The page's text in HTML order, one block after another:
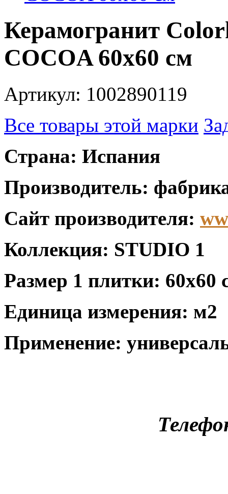
Керамогранит
COCOA 60x60 см
Артикул: 1002890119
Все товары этой марки
Страна: Испания
Производитель:
Сайт производителя:
Коллекция: STUDIO 1
Размер 1 плитки: 60x60
Единица измерения: м2
Применение: